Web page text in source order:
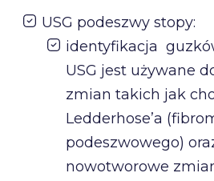
USG podeszwy stopy:
identyfikacja
USG jest używane
zmian takich jak
Ledderhose’a
podeszwowego)
nowotworowe